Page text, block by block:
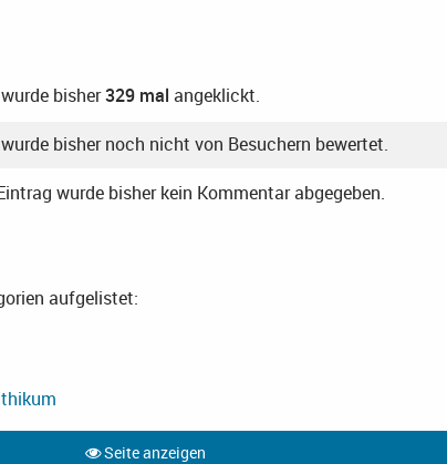
bisher329 mal angeklickt.
bisher noch nicht von Besuchern bewertet.
wurde bisher kein Kommentar abgegeben.
aufgelistet:
Seite anzeigen